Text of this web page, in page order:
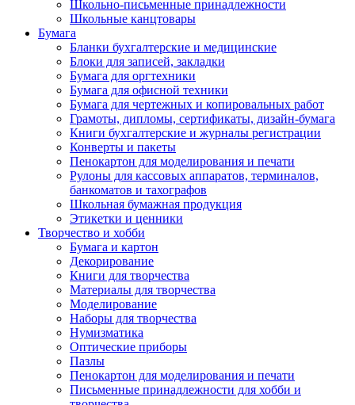
Школьно-письменные принадлежности
Школьные канцтовары
Бумага
Бланки бухгалтерские и медицинские
Блоки для записей, закладки
Бумага для оргтехники
Бумага для офисной техники
Бумага для чертежных и копировальных работ
Грамоты, дипломы, сертификаты, дизайн-бумага
Книги бухгалтерские и журналы регистрации
Конверты и пакеты
Пенокартон для моделирования и печати
Рулоны для кассовых аппаратов, терминалов,
банкоматов и тахографов
Школьная бумажная продукция
Этикетки и ценники
Творчество и хобби
Бумага и картон
Декорирование
Книги для творчества
Материалы для творчества
Моделирование
Наборы для творчества
Нумизматика
Оптические приборы
Пазлы
Пенокартон для моделирования и печати
Письменные принадлежности для хобби и